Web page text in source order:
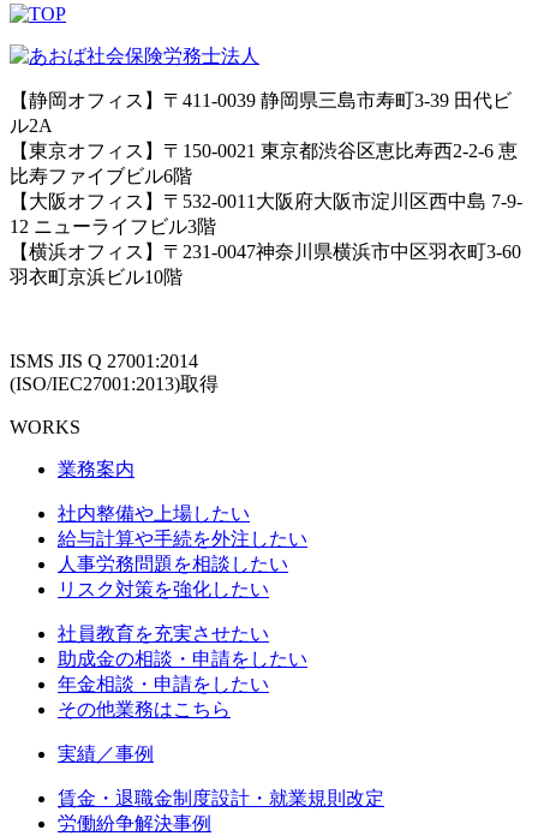
【静岡オフィス】〒411-0039 静岡県三島市寿町3-39 田代ビ
ル2A
【東京オフィス】〒150-0021 東京都渋谷区恵比寿西2-2-6 恵
比寿ファイブビル6階
【大阪オフィス】〒532-0011大阪府大阪市淀川区西中島 7-9-
12 ニューライフビル3階
【横浜オフィス】〒231-0047神奈川県横浜市中区羽衣町3-60
羽衣町京浜ビル10階
ISMS JIS Q 27001:2014
(ISO/IEC27001:2013)取得
WORKS
業務案内
社内整備や上場したい
給与計算や手続を外注したい
人事労務問題を相談したい
リスク対策を強化したい
社員教育を充実させたい
助成金の相談・申請をしたい
年金相談・申請をしたい
その他業務はこちら
実績／事例
賃金・退職金制度設計・就業規則改定
労働紛争解決事例